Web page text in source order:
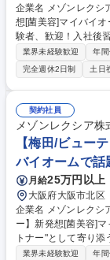
企業名 メゾンレクシア株式会社 求人名 大阪/労
想[菌美容]マイバイオームで話題
験者、歓迎！入社後
務をお任せします！
ク、日時調整といった「サ
与計算(給与計算シ
定・勤怠チェック)■
に関する事務■年末調
調整■新採用手段の
料準備・手続き・依
成(ひな形への入力中心)■総務業務(
ント◆新発想[菌美容]
業界未経験歓迎 年
完全週休2日制
土日
契約社員
メゾンレクシア株
【梅田/ビュー
バイオームで話
月給25万円以上
大阪府大阪市北区
企業名 メゾンレクシア株式会社 求人名 【梅田/
ー】新発想[菌美容]マイバイオ
トナー"として寄り
題の"菌美容"マイバ
業界未経験歓迎 年